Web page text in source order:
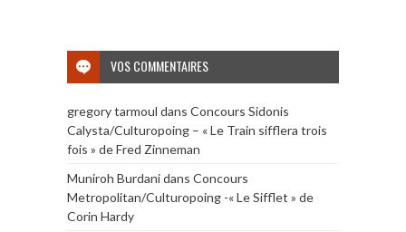
VOS COMMENTAIRES
gregory tarmoul dans Concours Sidonis
Calysta/Culturopoing – « Le Train sifflera trois
fois » de Fred Zinneman
Muniroh Burdanidans Concours
Metropolitan/Culturopoing -« Le Sifflet » de
Corin Hardy